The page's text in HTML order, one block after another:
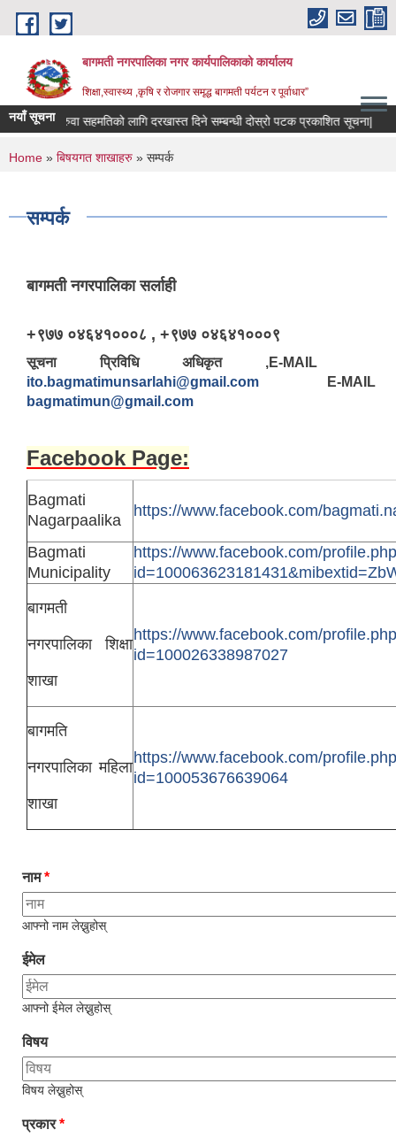
Skip to main content
बागमती नगरपालिका नगर कार्यपालिकाको कार्यालय
शिक्षा,स्वास्थ्य ,कृषि र रोजगार समृद्ध बागमती पर्यटन र पूर्वाधार”
नयाँ सूचना शिक्षक सरुवा सहमतिको लागि दरखास्त दिने सम्बन्धी दोस्रो पटक प्रकाशित सूचना|
You are here
Home » बिषयगत शाखाहरु » सम्पर्क
सम्पर्क
बागमती नगरपालिका सर्लाही
+९७७ ०४६४१०००८ , +९७७ ०४६४१०००९
सूचना प्रिविधि अधिकृत ,E-
ito.bagmatimunsarlahi@gmail.com E-MAIL
bagmatimun@gmail.com
Facebook Page:
Bagmati
Nagarpaalika
https://www.facebook.com/
Bagmati
Municipality
https://www.facebook.com/
बागमती
नगरपालिका शिक्षा
शाखा
https://www.facebook.com/
id=100026338987027
बागमति
नगरपालिका महिला
शाखा
https://www.facebook.com/
id=100053676639064
नाम*
आफ्नो नाम लेख्नुहोस्
ईमेल
आफ्नो ईमेल लेख्नुहोस्
विषय
विषय लेख्नुहोस्
प्रकार*